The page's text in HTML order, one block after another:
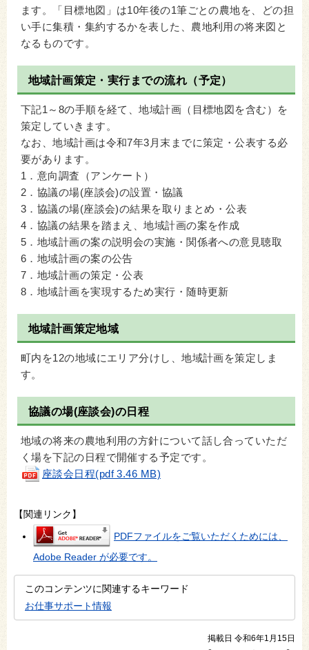
ます。「目標地図」は10年後の1筆ごとの農地を、どの担
い手に集積・集約するかを表した、農地利用の将来図と
なるものです。
地域計画策定・実行までの流れ（予定）
下記1～8の手順を経て、地域計画（目標地図を含む）を
策定していきます。
なお、地域計画は令和7年3月末までに策定・公表する必
要があります。
1．意向調査（アンケート）
2．協議の場(座談会)の設置・協議
3．協議の場(座談会)の結果を取りまとめ・公表
4．協議の結果を踏まえ、地域計画の案を作成
5．地域計画の案の説明会の実施・関係者への意見聴取
6．地域計画の案の公告
7．地域計画の策定・公表
8．地域計画を実現するため実行・随時更新
地域計画策定地域
町内を12の地域にエリア分けし、地域計画を策定しま
す。
協議の場(座談会)の日程
地域の将来の農地利用の方針について話し合っていただ
く場を下記の日程で開催する予定です。
座談会日程(pdf 3.46 MB)
【関連リンク】
PDFファイルをご覧いただくためには、
Adobe Reader が必要です。
このコンテンツに関連するキーワード
お仕事サポート情報
掲載日 令和6年1月15日